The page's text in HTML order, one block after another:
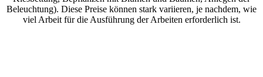
Beleuchtung). Diese Preise können stark variieren, je nachdem, wie
viel Arbeit für die Ausführung der Arbeiten erforderlich ist.